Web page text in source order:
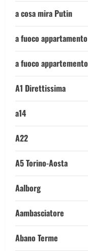
a cosa mira Putin
a fuoco appartamento
a fuoco appartemento
A1 Direttissima
a14
A22
A5 Torino-Aosta
Aalborg
Aambasciatore
Abano Terme